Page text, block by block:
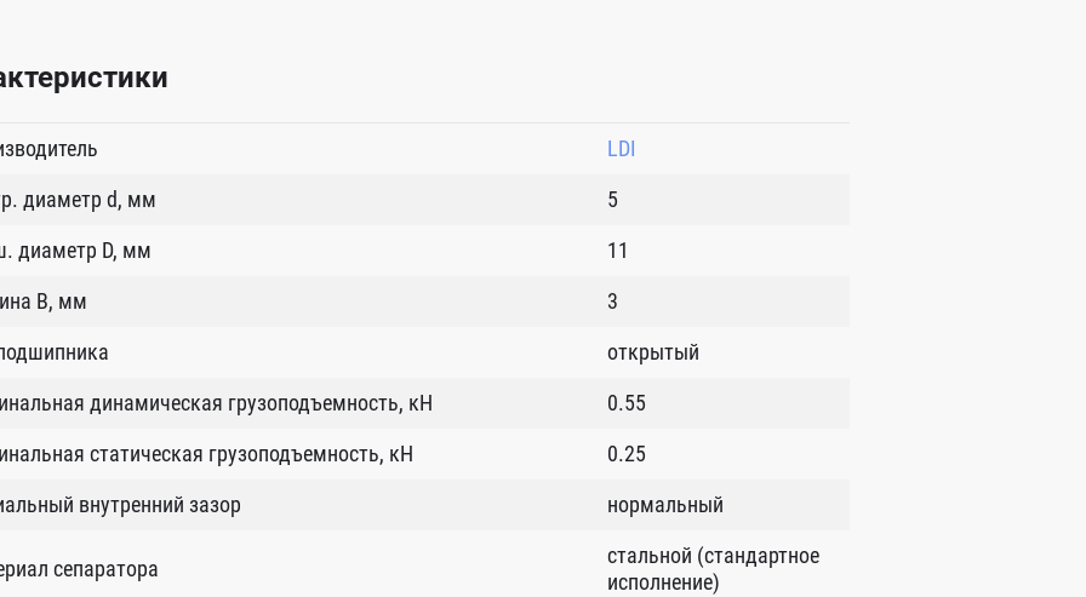
LDI
диаметр d, мм
5
диаметр D, мм
11
B, мм
3
открытый
динамическая грузоподъемность, кН
0.55
статическая грузоподъемность, кН
0.25
внутренний зазор
нормальный
сепаратора
стальной (стандартное
исполнение)